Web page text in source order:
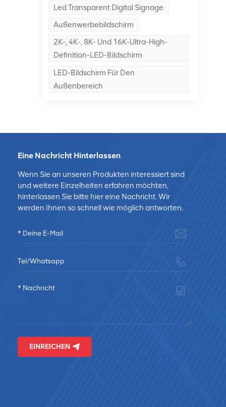
Led Transparent Digital Signage
Außenwerbebildschirm
2K-, 4K-, 8K- Und 16K-Ultra-High-
Definition-LED-Bildschirm
LED-Bildschirm Für Den
Außenbereich
Eine Nachricht Hinterlassen
Wenn Sie an unseren Produkten interessiert sind
und weitere Einzelheiten erfahren möchten,
hinterlassen Sie bitte hier eine Nachricht. Wir
werden Ihnen so schnell wie möglich antworten.
EINREICHEN